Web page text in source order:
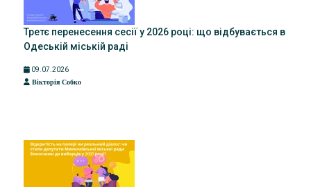
Третє перенесення сесії у 2026 році: що відбувається в
Одеській міській раді
09.07.2026
Вікторія Собко